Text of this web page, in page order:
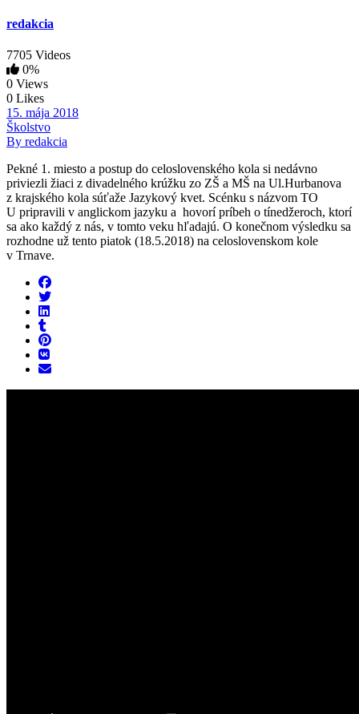
redakcia
7705 Videos
0%
0 Views
0 Likes
15. mája 2018
Školstvo
By redakcia
Pekné 1. miesto a postup do celoslovenského kola si nedávno
priviezli žiaci z divadelného krúžku zo ZŠ a MŠ na Ul.Hurbanova
z krajského kola súťaže Jazykový kvet. Scénku s názvom TO
U pripravili v anglickom jazyku a hovorí príbeh o tínedžeroch, ktorí
sa ako každý z nás, v tomto veku hľadajú. O konečnom výsledku sa
rozhodne už tento piatok (18.5.2018) na celoslovenskom kole
v Trnave.